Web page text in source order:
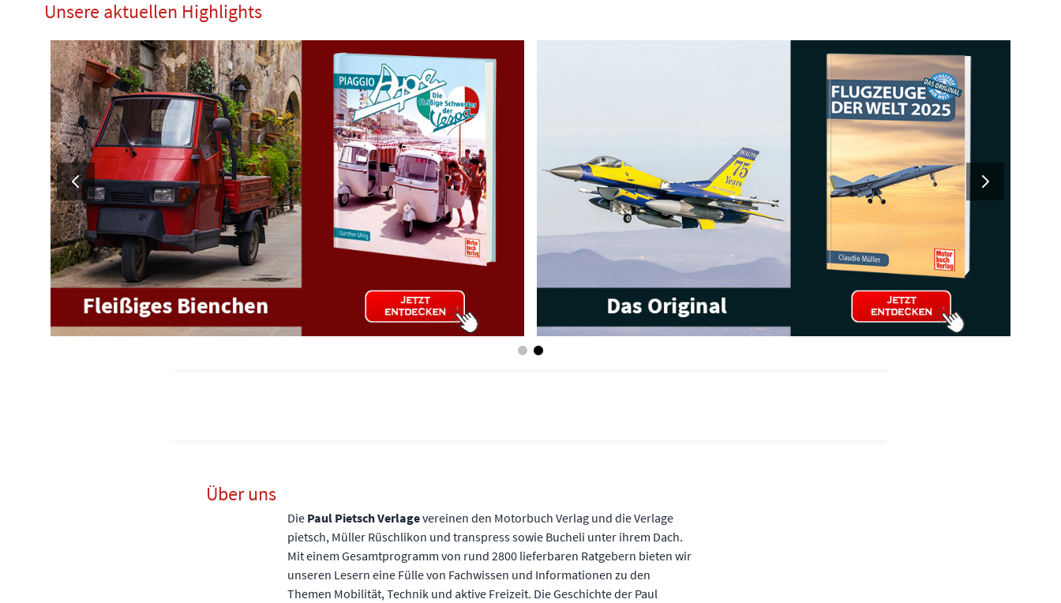
Unsere aktuellen Highlights
Über uns
Die Paul Pietsch Verlagevereinen den Motorbuch Verlag und die Verlage
pietsch, Müller Rüschlikon und transpress sowie Bucheli unter ihrem Dach.
Mit einem Gesamtprogramm von rund 2800 lieferbaren Ratgebern bieten wir
unseren Lesern eine Fülle von Fachwissen und Informationen zu den
Themen Mobilität, Technik und aktive Freizeit. Die Geschichte der Paul